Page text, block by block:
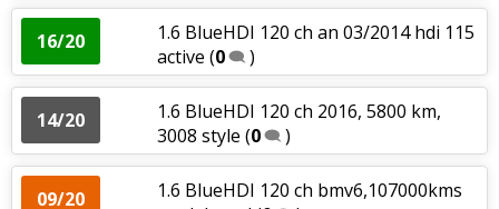
16/20
1.6 BlueHDI 120 ch an 03/2014 hdi 115
active (0 )
14/20
1.6 BlueHDI 120 ch 2016, 5800 km,
3008 style (0 )
09/20
1.6 BlueHDI 120 ch bmv6,107000kms